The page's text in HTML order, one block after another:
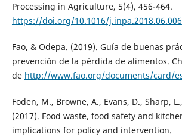
Processing in Agriculture, 5(4), 456-464.
https://doi.org/10.1016/j.inpa.2018.06.006
Fao, & Odepa. (2019). Guía de buenas
prevención de la pérdida de alimentos.
de http://www.fao.org/documents/card/
Foden, M., Browne, A., Evans, D., Sharp,
(2017). Food waste, food safety and
implications for policy and intervention.